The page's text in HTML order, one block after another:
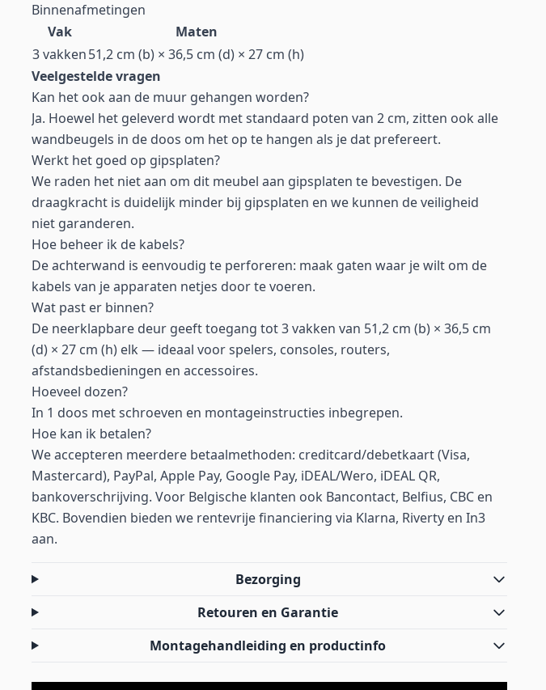
Binnenafmetingen
Vak
Maten
3 vakken51,2 cm (b) × 36,5 cm (d) × 27 cm (h)
Veelgestelde vragen
Kan het ook aan de muur gehangen worden?
Ja. Hoewel het geleverd wordt met standaard poten van 2 cm, zitten ook alle
wandbeugels in de doos om het op te hangen als je dat prefereert.
Werkt het goed op gipsplaten?
We raden het niet aan om dit meubel aan gipsplaten te bevestigen. De
draagkracht is duidelijk minder bij gipsplaten en we kunnen de veiligheid
niet garanderen.
Hoe beheer ik de kabels?
De achterwand is eenvoudig te perforeren: maak gaten waar je wilt om de
kabels van je apparaten netjes door te voeren.
Wat past er binnen?
De neerklapbare deur geeft toegang tot 3 vakken van 51,2 cm (b) × 36,5 cm
(d) × 27 cm (h) elk — ideaal voor spelers, consoles, routers,
afstandsbedieningen en accessoires.
Hoeveel dozen?
In 1 doos met schroeven en montageinstructies inbegrepen.
Hoe kan ik betalen?
We accepteren meerdere betaalmethoden: creditcard/debetkaart (Visa,
Mastercard), PayPal, Apple Pay, Google Pay, iDEAL/Wero, iDEAL QR,
bankoverschrijving. Voor Belgische klanten ook Bancontact, Belfius, CBC en
KBC. Bovendien bieden we rentevrije financiering via Klarna, Riverty en In3
aan.
Bezorging
Retouren en Garantie
Montagehandleiding en productinfo